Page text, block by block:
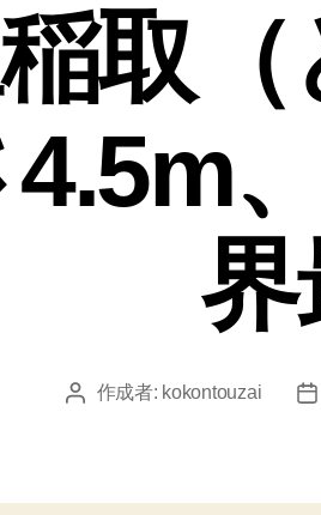
取
界
投 作成者: kokontouzai
投